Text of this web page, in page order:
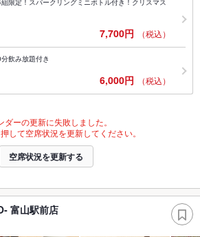
限定！スパークリングミニボトル付き！クリスマス
7,700円 （税込）
飲み放題付き
6,000円 （税込）
ダーの更新に失敗しました。
して空席状況を更新してください。
空席状況を更新する
富山駅前店